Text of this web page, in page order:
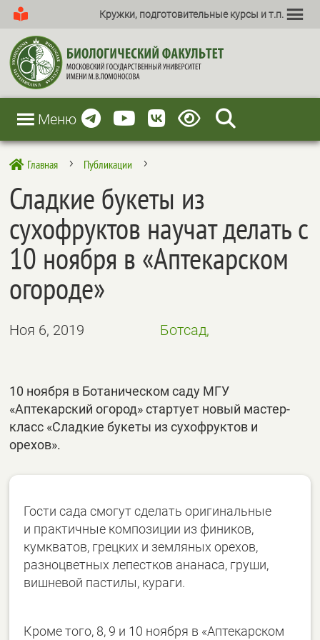
Кружки, подготовительные курсы и т.п.
Меню
 Главная 5 Публикации 5
Сладкие букеты из
сухофруктов научат делать с
10 ноября в «Аптекарском
огороде»
Ноя 6, 2019 Ботсад,
10 ноября в Ботаническом саду МГУ
«Аптекарский огород» стартует новый мастер-
класс «Сладкие букеты из сухофруктов и
орехов».
Гости сада смогут сделать оригинальные
и практичные композиции из фиников,
кумкватов, грецких и земляных орехов,
разноцветных лепестков ананаса, груши,
вишневой пастилы, кураги.
Кроме того, 8, 9 и 10 ноября в «Аптекарском